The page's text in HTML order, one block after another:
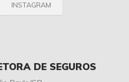
INSTAGRAM
DE SEGUROS